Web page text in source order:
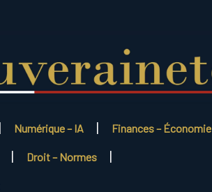
Numérique – IA Finances – Économie
Droit – Normes